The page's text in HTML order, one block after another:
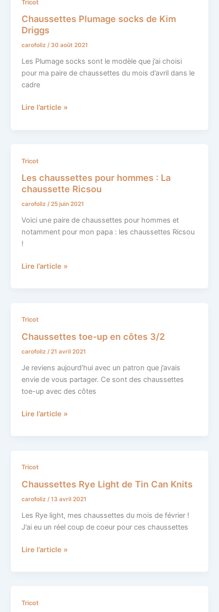
Tricot
Chaussettes Plumage socks de Kim
Driggs
carofoliz/ 30 août 2021
Les Plumage socks sont le modèle que j’ai choisi
pour ma paire de chaussettes du mois d’avril dans le
cadre
Plumage
socks
Kim
Driggs
Lire l’article »
Tricot
Les chaussettes pour hommes : La
chaussette Ricsou
carofoliz/25 juin 2021
Voici une paire de chaussettes pour hommes et
notamment pour mon papa : les chaussettes Ricsou
!
Les
pour
hommes
:
La
chaussette
Ricsou
Lire l’article »
Tricot
Chaussettes toe-up en côtes 3/2
carofoliz/21 avril 2021
Je reviens aujourd’hui avec un patron que j’avais
envie de vous partager. Ce sont des chaussettes
toe-up avec des côtes
Chaussettes
up
en
côtes
3/2
Lire l’article »
Tricot
Chaussettes Rye Light de Tin Can Knits
carofoliz/13 avril 2021
Les Rye light, mes chaussettes du mois de février !
J’ai eu un réel coup de coeur pour ces chaussettes
Chaussettes
Light
de
Tin
Can
Lire l’article »
Tricot
Les